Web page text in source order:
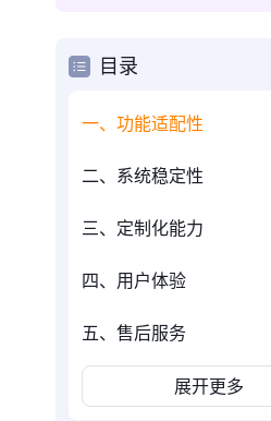
目录
一、功能适配性
二、系统稳定性
三、定制化能力
四、用户体验
五、售后服务
展开更多